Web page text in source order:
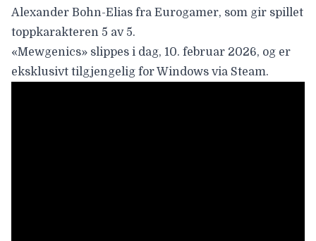
Alexander Bohn-Elias fra Eurogamer, som gir spillet
toppkarakteren 5 av 5.
«Mewgenics» slippes i dag, 10. februar 2026, og er
eksklusivt tilgjengelig for Windows via Steam.